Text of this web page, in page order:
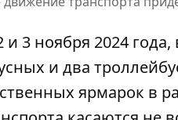
3 ноября 2024
и два
ярмарок в